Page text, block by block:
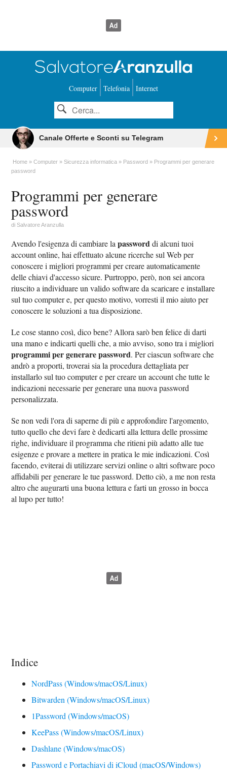
Computer Telefonia Internet
Canale Offerte e Sconti su Telegram
Home Computer Sicurezza informatica Password
Programmi per generare
password
Programmi per generare
password
diSalvatore Aranzulla
Avendo l'esigenza di cambiare lapassworddi alcuni tuoi
account online, hai effettuato alcune ricerche sul Web per
conoscere i migliori programmi per creare automaticamente
delle chiavi d'accesso sicure. Purtroppo, però, non sei ancora
riuscito a individuare un valido software da scaricare e installare
sul tuo computer e, per questo motivo, vorresti il mio aiuto per
conoscere le soluzioni a tua disposizione.
Le cose stanno così, dico bene? Allora sarò ben felice di darti
una mano e indicarti quelli che, a mio avviso, sono tra i migliori
programmi per generare password. Per ciascun software che
andrò a proporti, troverai sia la procedura dettagliata per
installarlo sul tuo computer e per creare un account che tutte le
indicazioni necessarie per generare una nuova password
personalizzata.
Se non vedi l'ora di saperne di più e approfondire l'argomento,
tutto quello che devi fare è dedicarti alla lettura delle prossime
righe, individuare il programma che ritieni più adatto alle tue
esigenze e provare a mettere in pratica le mie indicazioni. Così
facendo, eviterai di utilizzare servizi online o altri software poco
affidabili per generare le tue password. Detto ciò, a me non resta
altro che augurarti una buona lettura e farti un grosso in bocca
al lupo per tutto!
Indice
NordPass (Windows/macOS/Linux)
Bitwarden (Windows/macOS/Linux)
1Password (Windows/macOS)
KeePass (Windows/macOS/Linux)
Dashlane (Windows/macOS)
Password e Portachiavi di iCloud (macOS/Windows)